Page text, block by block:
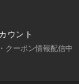
ウント
クーポン情報配信中